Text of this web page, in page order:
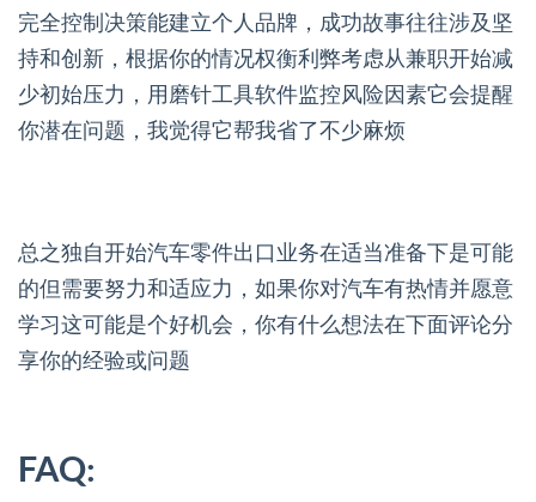
完全控制决策能建立个人品牌，成功故事往往涉及坚
持和创新，根据你的情况权衡利弊考虑从兼职开始减
少初始压力，用磨针工具软件监控风险因素它会提醒
你潜在问题，我觉得它帮我省了不少麻烦
总之独自开始汽车零件出口业务在适当准备下是可能
的但需要努力和适应力，如果你对汽车有热情并愿意
学习这可能是个好机会，你有什么想法在下面评论分
享你的经验或问题
FAQ: